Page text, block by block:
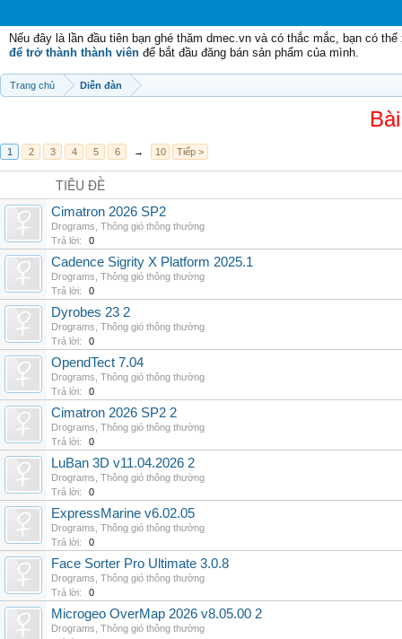
Nếu đây là lần đầu tiên bạn ghé thăm dmec.vn và có thắc mắc, bạn có
để trở thành thành viên để bắt đầu đăng bán sản phẩm của mình.
Trang chủ Diễn đàn
1 2 3 4 5 6 → 10 Tiếp >
TIÊU ĐỀ
Cimatron 2026 SP2
Drograms Thông gió thông thường
Trả lời:
0
Cadence Sigrity X Platform 2025.1
Drograms Thông gió thông thường
Trả lời:
0
Dyrobes 23 2
Drograms Thông gió thông thường
Trả lời:
0
OpendTect 7.04
Drograms Thông gió thông thường
Trả lời:
0
Cimatron 2026 SP2 2
Drograms Thông gió thông thường
Trả lời:
0
LuBan 3D v11.04.2026 2
Drograms Thông gió thông thường
Trả lời:
0
ExpressMarine v6.02.05
Drograms Thông gió thông thường
Trả lời:
0
Face Sorter Pro Ultimate 3.0.8
Drograms Thông gió thông thường
Trả lời:
0
Microgeo OverMap 2026 v8.05.00 2
Drograms Thông gió thông thường